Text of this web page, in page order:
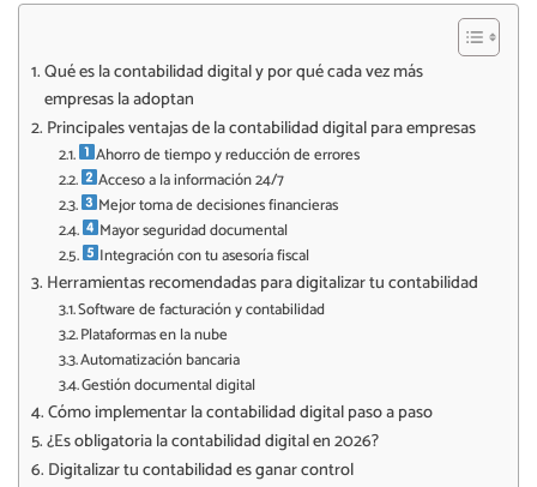
Qué es la contabilidad digital y por qué cada vez más
empresas la adoptan
Principales ventajas de la contabilidad digital para empresas
Ahorro de tiempo y reducción de errores
Acceso a la información 24/7
Mejor toma de decisiones financieras
Mayor seguridad documental
Integración con tu asesoría fiscal
Herramientas recomendadas para digitalizar tu contabilidad
Software de facturación y contabilidad
Plataformas en la nube
Automatización bancaria
Gestión documental digital
Cómo implementar la contabilidad digital paso a paso
¿Es obligatoria la contabilidad digital en 2026?
Digitalizar tu contabilidad es ganar control